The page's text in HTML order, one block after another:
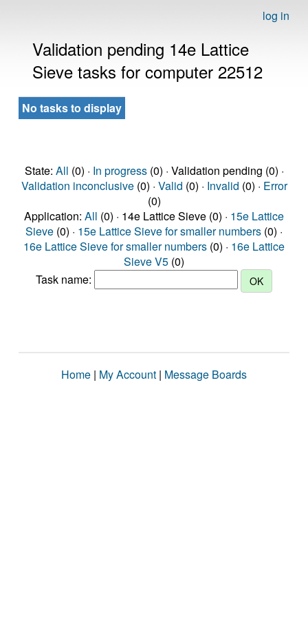
log in
Validation pending 14e Lattice
Sieve tasks for computer 22512
No tasks to display
State: All (0) · In progress(0) · Validation pending (0) ·
Validation inconclusive(0) · Valid (0) · Invalid (0) · Error
(0)
Application: All (0) · 14e Lattice Sieve (0) · 15e Lattice
Sieve (0) · 15e Lattice Sieve for smaller numbers (0) ·
16e Lattice Sieve for smaller numbers (0) · 16e Lattice
Sieve V5 (0)
Task name:
Home | My Account | Message Boards